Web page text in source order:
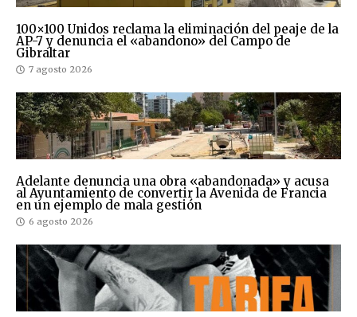
100×100 Unidos reclama la eliminación del peaje de la
AP-7 y denuncia el «abandono» del Campo de
Gibraltar
7 agosto 2026
Adelante denuncia una obra «abandonada» y acusa
al Ayuntamiento de convertir la Avenida de Francia
en un ejemplo de mala gestión
6 agosto 2026